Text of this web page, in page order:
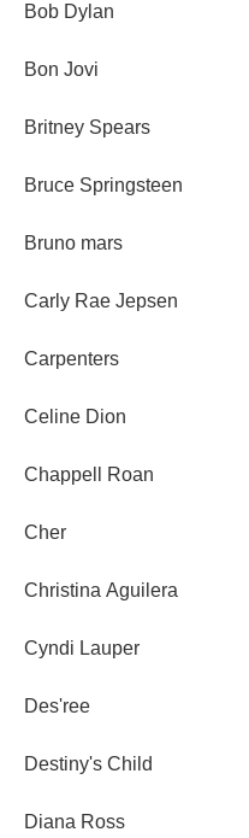
Bob Dylan
Bon Jovi
Britney Spears
Bruce Springsteen
Bruno mars
Carly Rae Jepsen
Carpenters
Celine Dion
Chappell Roan
Cher
Christina Aguilera
Cyndi Lauper
Des'ree
Destiny's Child
Diana Ross